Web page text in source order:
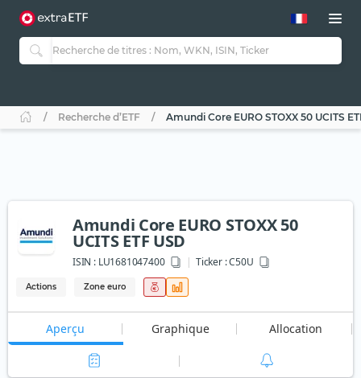
Recherche d’ETF Amundi Core EURO STOXX 50 UCITS
Amundi Core EURO STOXX 50
UCITS ETF USD
ISIN :LU1681047400 Ticker :C50U
Actions Zone euro
Aperçu Graphique Allocation